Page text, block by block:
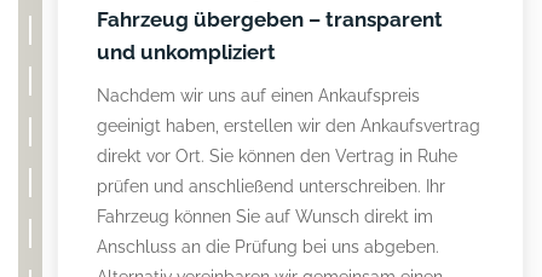
Fahrzeug übergeben – transparent
und unkompliziert
Nachdem wir uns auf einen Ankaufspreis
geeinigt haben, erstellen wir den Ankaufsvertrag
direkt vor Ort. Sie können den Vertrag in Ruhe
prüfen und anschließend unterschreiben. Ihr
Fahrzeug können Sie auf Wunsch direkt im
Anschluss an die Prüfung bei uns abgeben.